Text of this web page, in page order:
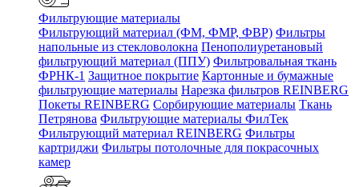
Фильтрующие материалы
Фильтрующий материал (ФМ, ФМР, ФВР) Фильтры
напольные из стекловолокна Пенополиуретановый
фильтрующий материал (ППУ) Фильтровальная ткань
ФРНК-1 Защитное покрытие Картонные и бумажные
фильтрующие материалы Нарезка фильтров REINBERG
Покеты REINBERG Сорбирующие материалы Ткань
Петрянова Фильтрующие материалы ФилТек
Фильтрующий материал REINBERG Фильтры
картриджи Фильтры потолочные для покрасочных
камер